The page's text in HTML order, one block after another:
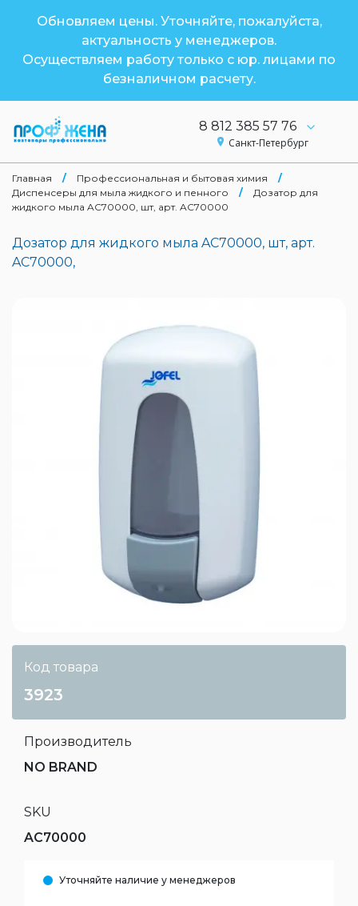
Обновляем цены. Уточняйте, пожалуйста,
актуальность у менеджеров.
Осуществляем работу только с юр. лицами по
безналичном расчету.
8 812 385 57 76
Санкт-Петербург
Главная / Профессиональная и бытовая химия
/
Диспенсеры для мыла жидкого и пенного
/
Дозатор для
жидкого мыла AC70000, шт, арт. AC70000
Дозатор для жидкого мыла AC70000, шт, арт.
AC70000,
Код товара
3923
Производитель
NO BRAND
SKU
AC70000
Уточняйте наличие у менеджеров